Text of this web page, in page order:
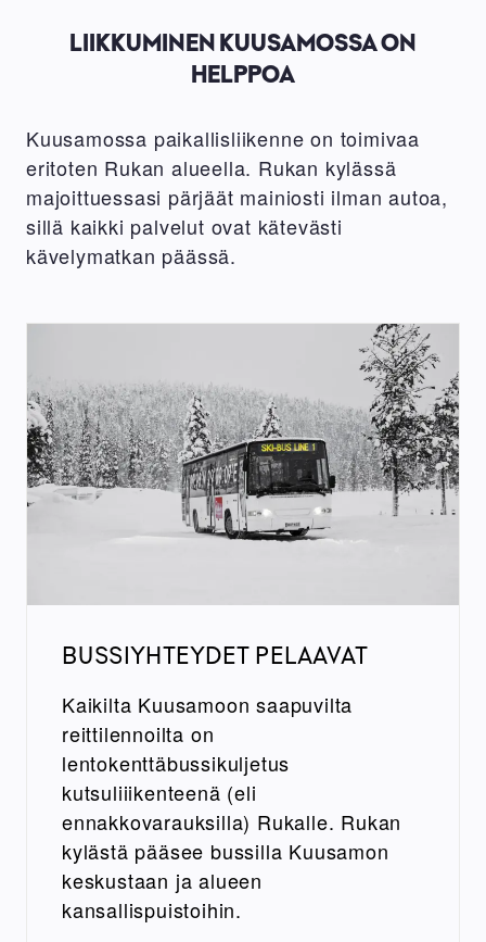
LIIKKUMINEN KUUSAMOSSA ON
HELPPOA
Kuusamossa paikallisliikenne on toimivaa
eritoten Rukan alueella. Rukan kylässä
majoittuessasi pärjäät mainiosti ilman autoa,
sillä kaikki palvelut ovat kätevästi
kävelymatkan päässä.
BUSSIYHTEYDET PELAAVAT
Kaikilta Kuusamoon saapuvilta
reittilennoilta on
lentokenttäbussikuljetus
kutsuliiikenteenä (eli
ennakkovarauksilla) Rukalle. Rukan
kylästä pääsee bussilla Kuusamon
keskustaan ja alueen
kansallispuistoihin.